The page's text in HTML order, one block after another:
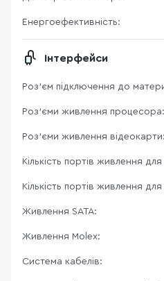
Енергоефективність:
Інтерфейси
Роз’єм підключення до
Роз'єми живлення процесора:
Роз'єми живлення відеокарти:
Кількість портів живлення
Кількість портів живлення
Живлення SATA:
Живлення Molex:
Система кабелів: